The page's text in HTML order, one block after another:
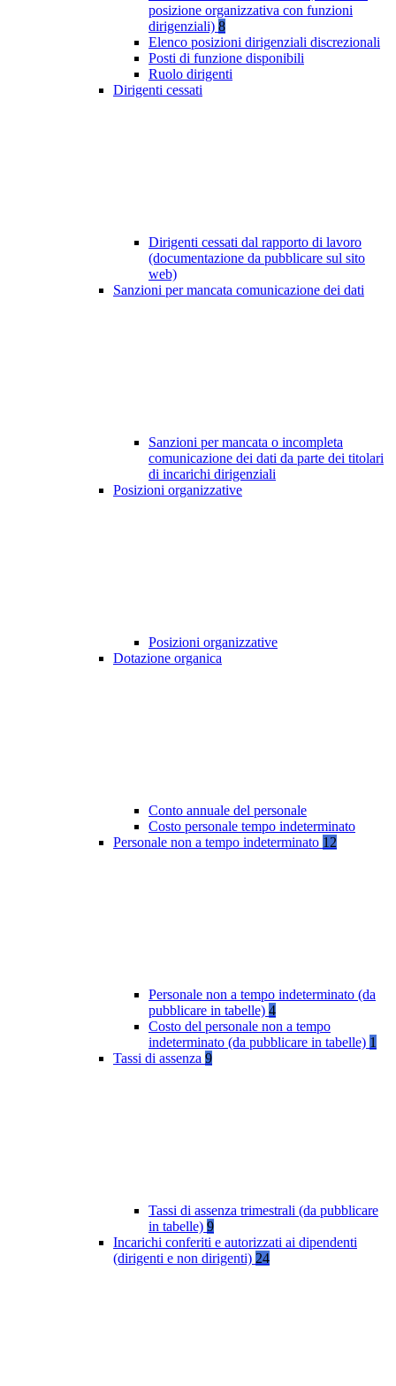
posizione organizzativa con funzioni
dirigenziali) 8
Elenco posizioni dirigenziali discrezionali
Posti di funzione disponibili
Ruolo dirigenti
Dirigenti cessati
Dirigenti cessati dal rapporto di lavoro
(documentazione da pubblicare sul sito
web)
Sanzioni per mancata comunicazione dei dati
Sanzioni per mancata o incompleta
comunicazione dei dati da parte dei titolari
di incarichi dirigenziali
Posizioni organizzative
Posizioni organizzative
Dotazione organica
Conto annuale del personale
Costo personale tempo indeterminato
Personale non a tempo indeterminato 12
Personale non a tempo indeterminato (da
pubblicare in tabelle) 4
Costo del personale non a tempo
indeterminato (da pubblicare in tabelle) 1
Tassi di assenza 9
Tassi di assenza trimestrali (da pubblicare
in tabelle) 9
Incarichi conferiti e autorizzati ai dipendenti
(dirigenti e non dirigenti) 24